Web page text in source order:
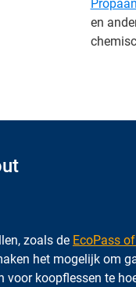
en
zoals de EcoPass
het mogelijk om
voor koopflessen te